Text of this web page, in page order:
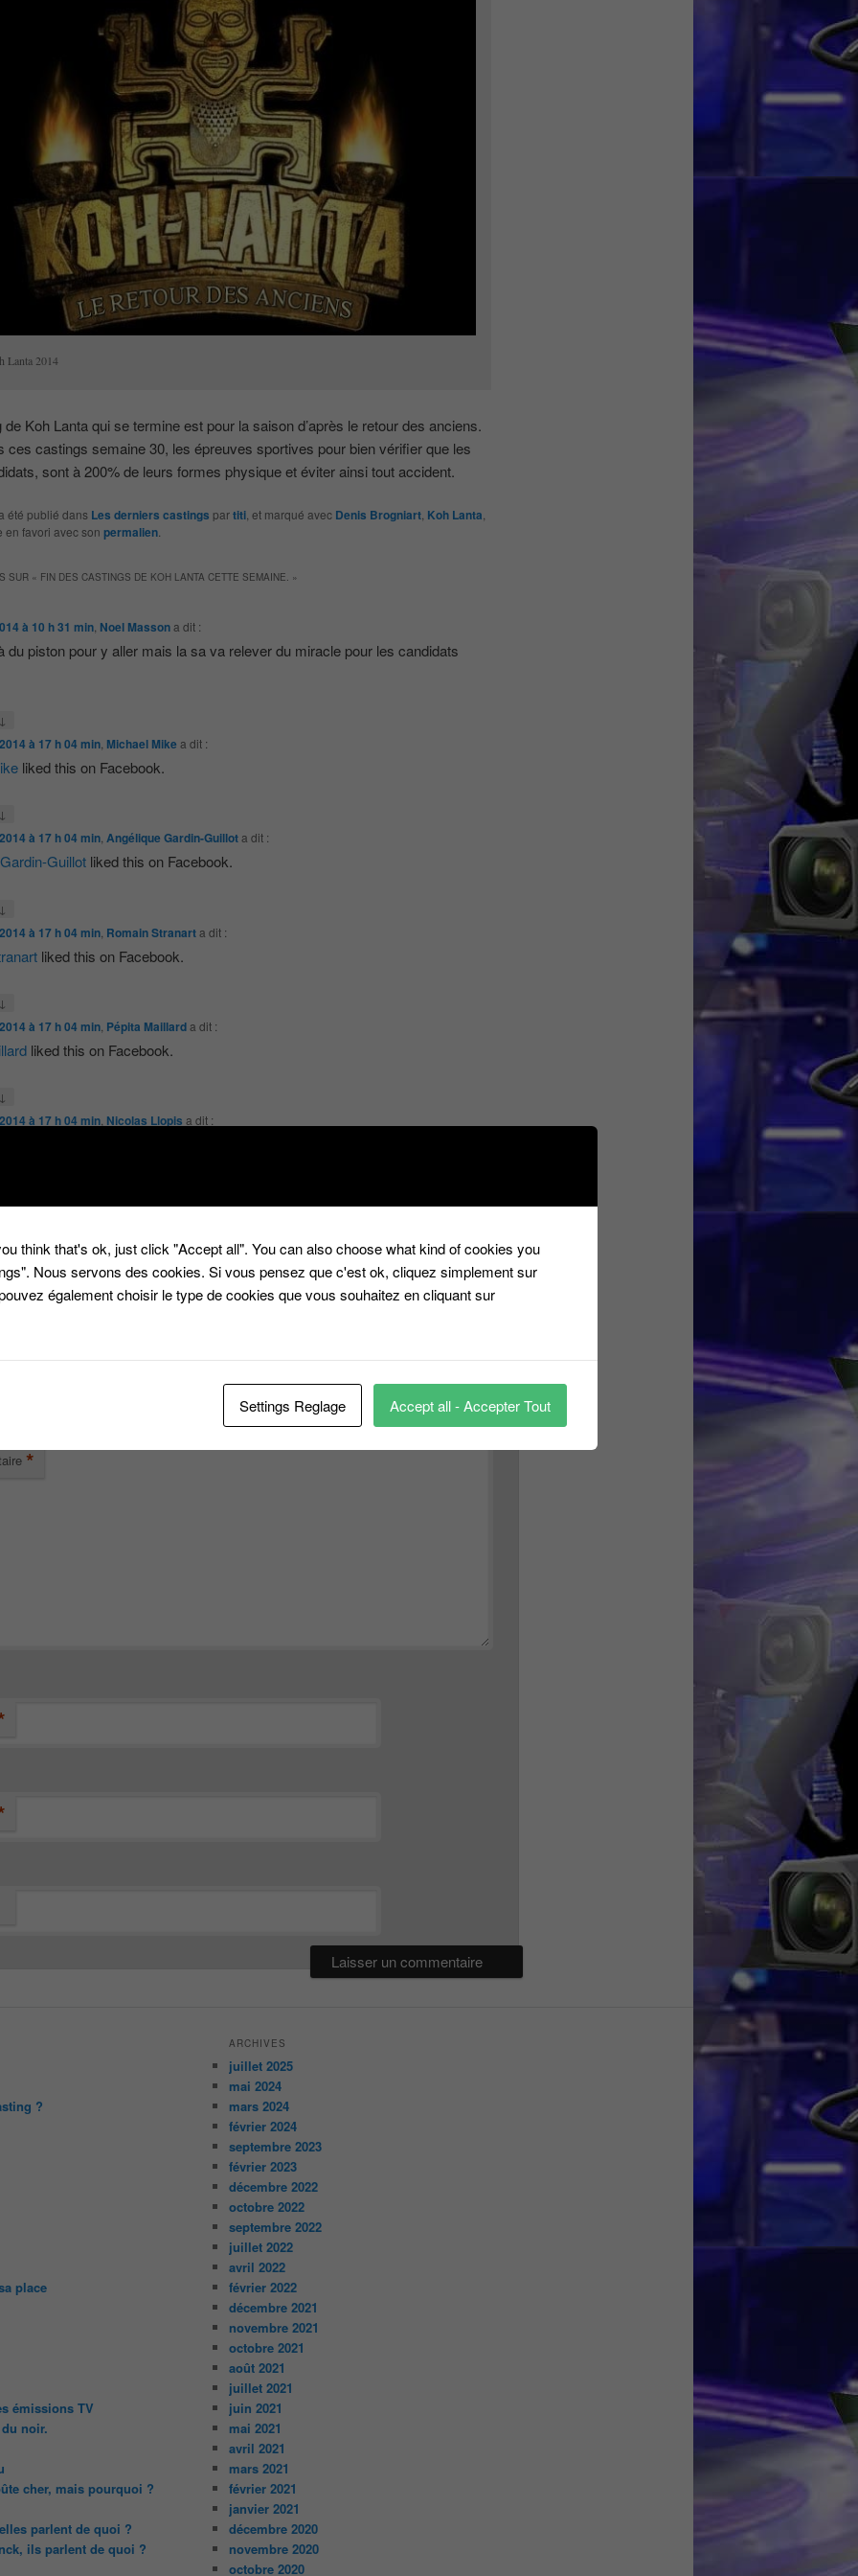
Lanta 2014
de Koh Lanta qui se termine est pour la saison d’après le retour des anciens.
ces castings semaine 30, les épreuves sportives pour bien vérifier que les
sont à 200% de leurs formes physique et éviter ainsi tout accident.
été publié dans Les derniers castings partiti, et marqué avec Denis Brogniart, Koh Lanta
en favori avec son permalien.
SUR « FIN DES CASTINGS DE KOH LANTA CETTE SEMAINE. »
à 10 h 31 min, Noel Massona dit :
du piston pour y aller mais la sa va relever du miracle pour les candidats
↓
à 17 h 04 min, Michael Mike a dit :
liked this on Facebook.
↓
à 17 h 04 min, Angélique Gardin-Guillota dit :
Guillotliked this on Facebook.
↓
à 17 h 04 min, Romain Stranarta dit :
liked this on Facebook.
↓
à 17 h 04 min, Pépita Maillarda dit :
liked this on Facebook.
↓
à 17 h 04 min, Nicolas Llopis a dit :
*
*
?
place
émissions TV
noir.
cher, mais pourquoi ?
parlent de quoi ?
ils parlent de quoi ?
ARCHIVES
juillet 2025
mai 2024
mars 2024
février 2024
septembre 2023
février 2023
décembre 2022
octobre 2022
septembre 2022
juillet 2022
avril 2022
février 2022
décembre 2021
novembre 2021
octobre 2021
août 2021
juillet 2021
juin 2021
mai 2021
avril 2021
mars 2021
février 2021
janvier 2021
décembre 2020
novembre 2020
octobre 2020
think that's ok, just click "Accept all". You can also choose what kind of cookies you
Nous servons des cookies. Si vous pensez que c'est ok, cliquez simplement sur
également choisir le type de cookies que vous souhaitez en cliquant sur
Settings Reglage Accept all - Accepter Tout